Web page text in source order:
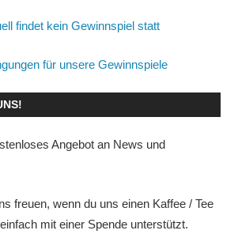
findet kein Gewinnspiel statt
für unsere Gewinnspiele
Angebot an News und
freuen, wenn du uns einen Kaffee / Tee
mit einer Spende unterstützt.